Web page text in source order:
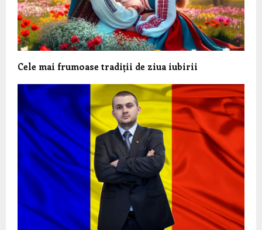
Cele mai frumoase tradiții de ziua iubirii